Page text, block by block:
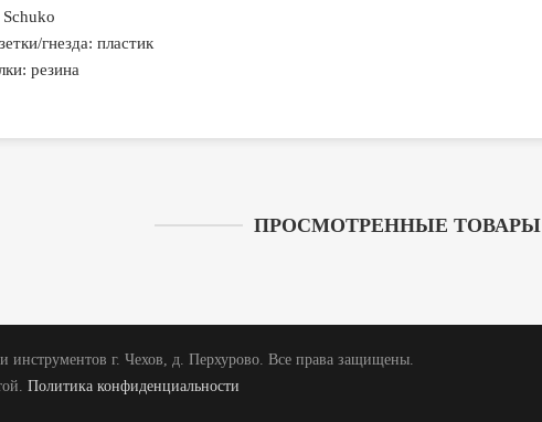
гнезда: пластик
резина
ПРОСМОТРЕННЫЕ ТОВАРЫ
инструментов г. Чехов, д. Перхурово. Все права защищены.
Политика конфиденциальности